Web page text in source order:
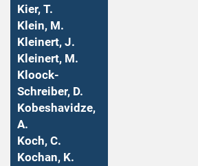
Kier, T.
Klein, M.
Kleinert, J.
Kleinert, M.
Kloock-
Schreiber, D.
Kobeshavidze,
A.
Koch, C.
Kochan, K.